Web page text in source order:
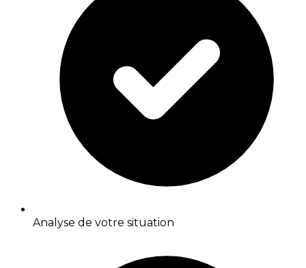
Analyse de votre situation